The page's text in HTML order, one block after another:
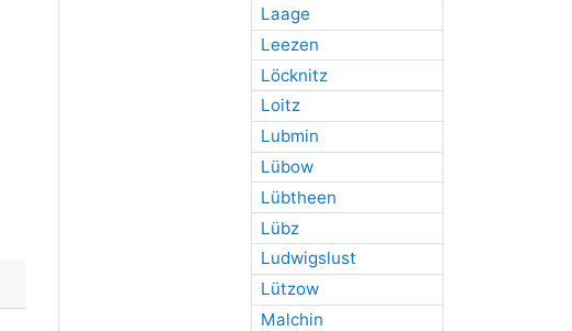
Laage
Leezen
Löcknitz
Loitz
Lubmin
Lübow
Lübtheen
Lübz
Ludwigslust
Lützow
Malchin